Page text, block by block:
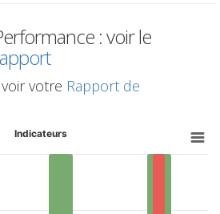
: voir le
votre Rapport de
Indicateurs